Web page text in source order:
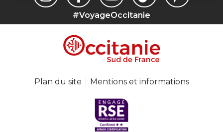
#VoyageOccitanie
Plan du site Mentions et informations